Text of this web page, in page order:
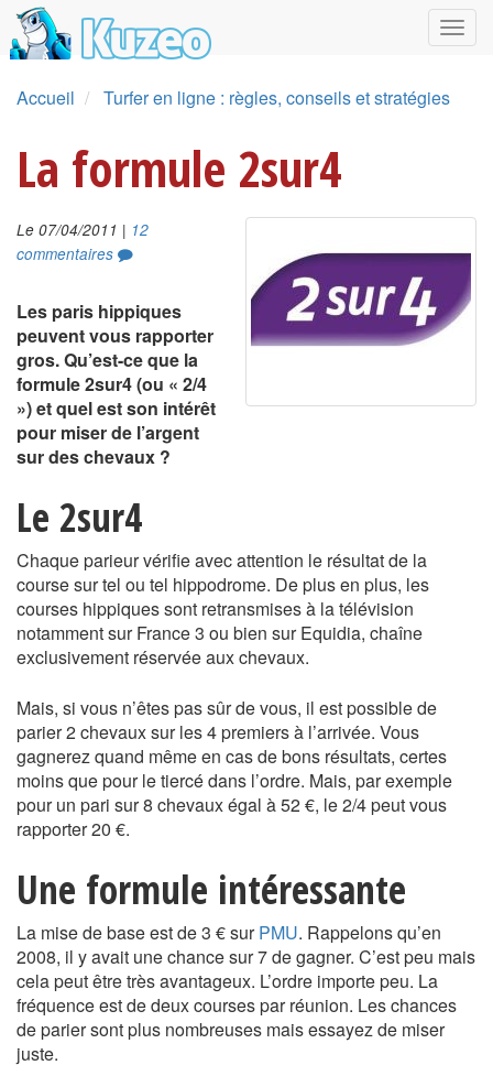
Accueil Turfer en ligne : règles, conseils et stratégies
La formule 2sur4
Le 07/04/2011 | 12
commentaires
Les paris hippiques
peuvent vous rapporter
gros. Qu’est-ce que la
formule 2sur4 (ou « 2/4
») et quel est son intérêt
pour miser de l’argent
sur des chevaux ?
Le 2sur4
Chaque parieur vérifie avec attention le résultat de la
course sur tel ou tel hippodrome. De plus en plus, les
courses hippiques sont retransmises à la télévision
notamment sur France 3 ou bien sur Equidia, chaîne
exclusivement réservée aux chevaux.
Mais, si vous n’êtes pas sûr de vous, il est possible de
parier 2 chevaux sur les 4 premiers à l’arrivée. Vous
gagnerez quand même en cas de bons résultats, certes
moins que pour le tiercé dans l’ordre. Mais, par exemple
pour un pari sur 8 chevaux égal à 52 €, le 2/4 peut vous
rapporter 20 €.
Une formule intéressante
La mise de base est de 3 € surPMU. Rappelons qu’en
2008, il y avait une chance sur 7 de gagner. C’est peu mais
cela peut être très avantageux. L’ordre importe peu. La
fréquence est de deux courses par réunion. Les chances
de parier sont plus nombreuses mais essayez de miser
juste.